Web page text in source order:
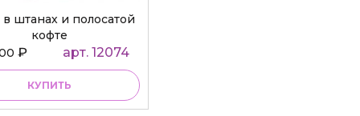
штанах и полосатой
кофте
₽ арт. 12074
КУПИТЬ